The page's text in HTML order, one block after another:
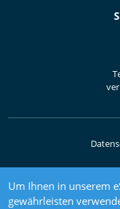
Um Ihnen in unserem
gewährleisten
©